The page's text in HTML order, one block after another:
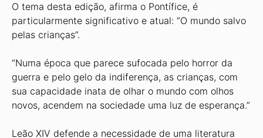
O tema desta edição, afirma o Pontífice, é
particularmente significativo e atual: “O mundo salvo
pelas crianças”.
“Numa época que parece sufocada pelo horror da
guerra e pelo gelo da indiferença, as crianças, com
sua capacidade inata de olhar o mundo com olhos
novos, acendem na sociedade uma luz de esperança.”
Leão XIV defende a necessidade de uma literatura